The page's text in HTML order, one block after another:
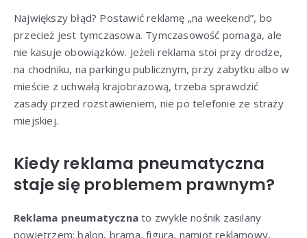
Największy błąd? Postawić reklamę „na weekend”, bo
przecież jest tymczasowa. Tymczasowość pomaga, ale
nie kasuje obowiązków. Jeżeli reklama stoi przy drodze,
na chodniku, na parkingu publicznym, przy zabytku albo w
mieście z uchwałą krajobrazową, trzeba sprawdzić
zasady przed rozstawieniem, nie po telefonie ze straży
miejskiej.
Kiedy reklama pneumatyczna
staje się problemem prawnym?
Reklama pneumatyczna to zwykle nośnik zasilany
powietrzem: balon, brama, figura, namiot reklamowy,